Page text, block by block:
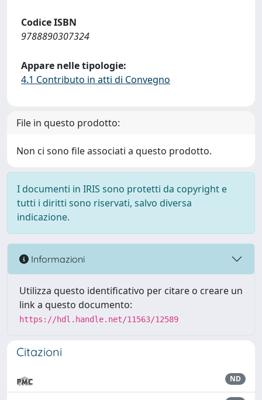
Codice ISBN
9788890307324
Appare nelle tipologie:
4.1 Contributo in atti di Convegno
File in questo prodotto:
Non ci sono file associati a questo prodotto.
I documenti in IRIS sono protetti da copyright e
tutti i diritti sono riservati, salvo diversa
indicazione.
Informazioni
Utilizza questo identificativo per citare o creare un
link a questo documento:
https://hdl.handle.net/11563/12589
Citazioni
ND